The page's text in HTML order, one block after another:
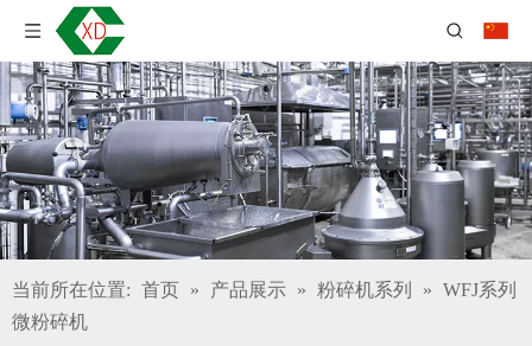
当前所在位置: 首页 » 产品展示 » 粉碎机系列 » WFJ系列
微粉碎机